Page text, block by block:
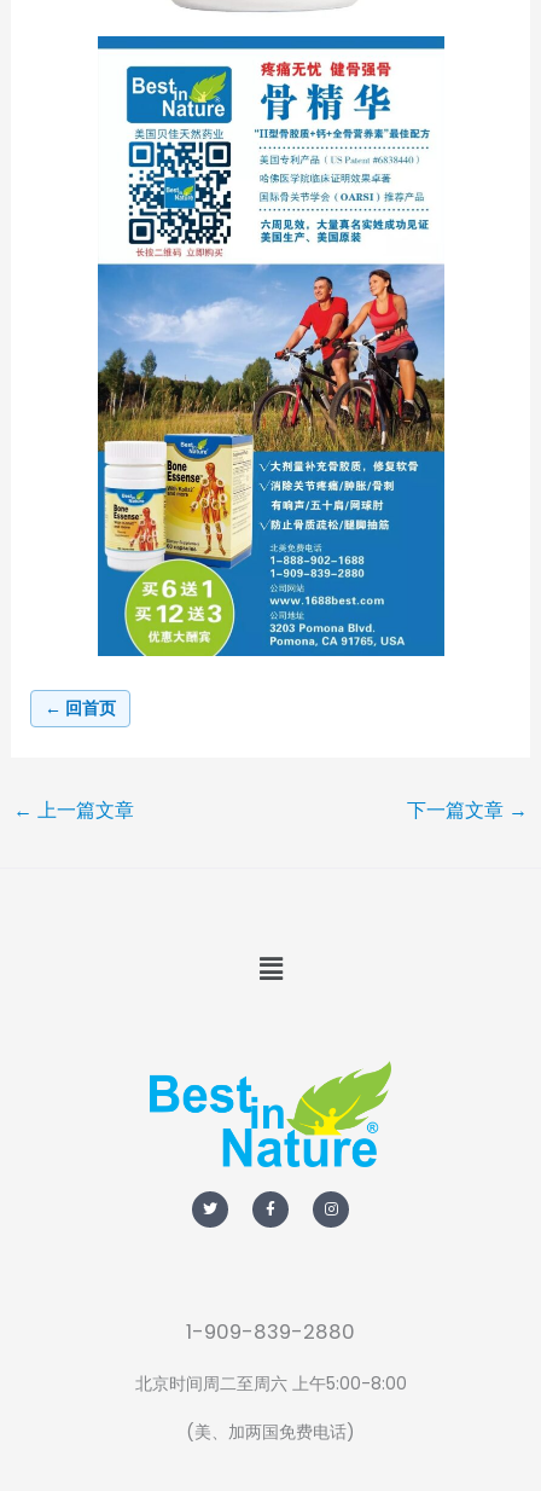
← 回首页
← 上一篇文章 下一篇文章 →
Menu
w
i
t
a
c
e
n
s
t
1-909-839-2880
北京时间周二至周六 上午5:00-8:00
(美、加两国免费电话)